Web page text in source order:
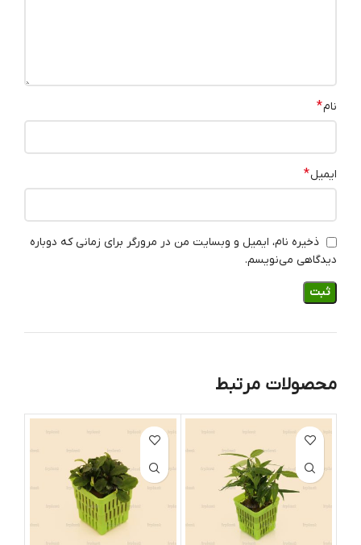
نام*
ایمیل*
ذخیره نام، ایمیل و وبسایت من در مرورگر برای زمانی که دوباره
دیدگاهی می‌نویسم.
محصولات مرتبط